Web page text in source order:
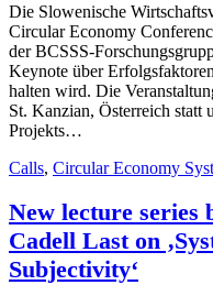
Die Slowenische
Circular Economy
der BCSSS-
Keynote über
halten wird. Die
St. Kanzian, Österreich statt
Projekts…
Calls, Circular Economy
New lecture series
Cadell Last on
Subjectivity‘